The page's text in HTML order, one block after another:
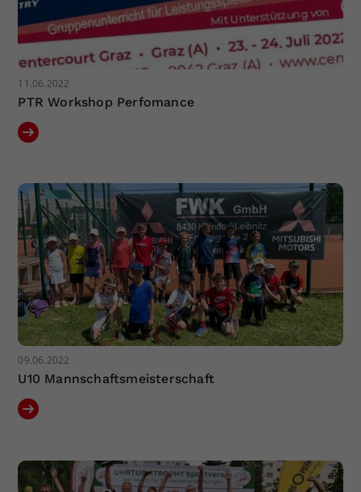
11.06.2022
PTR Workshop Perfomance
09.06.2022
U10 Mannschaftsmeisterschaft